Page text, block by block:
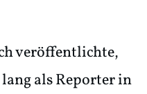
veröffentlichte,
als Reporter in